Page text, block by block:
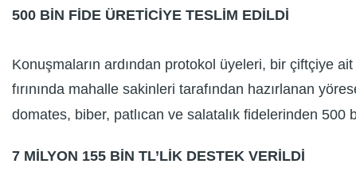
500 BİN FİDE ÜRETİCİYE TESLİM EDİLDİ
Konuşmaların ardından protokol üyeleri, bir çiftçiye
fırınında mahalle sakinleri tarafından hazırlanan
domates, biber, patlıcan ve salatalık fidelerinden 500
7 MİLYON 155 BİN TL’LİK DESTEK VERİLDİ